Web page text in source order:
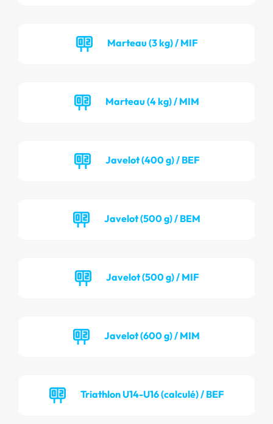
Marteau (3 kg) / MIF
Marteau (4 kg) / MIM
Javelot (400 g) / BEF
Javelot (500 g) / BEM
Javelot (500 g) / MIF
Javelot (600 g) / MIM
Triathlon U14-U16 (calculé) / BEF